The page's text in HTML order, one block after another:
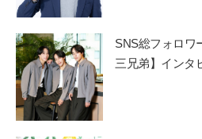
SNS総フォロワ
三兄弟】インタ